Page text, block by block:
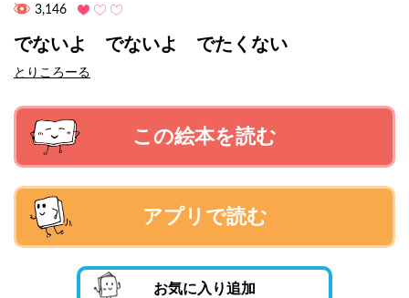
3,146
でないよ でないよ でたくない
とりころーる
この絵本を読む
アプリで読む
お気に入り追加